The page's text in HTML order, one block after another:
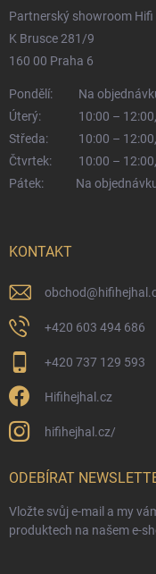
Partnerský showroom Hifi
K Brusce 281/9
160 00 Praha 6
Pondělí:
Na
Úterý:
10:00 –
Středa:
10:00 –
Čtvrtek:
10:00 –
Pátek:
Na
KONTAKT
obchod@
+420 603 494 686
+420 737 129 593
Hifihejhal.cz
hifihejhal.cz/
ODEBÍRAT
Vložte svůj e-mail a my
produktech na našem e-